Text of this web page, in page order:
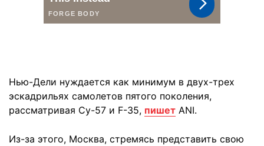
Нью-Дели нуждается как минимум в двух-трех
эскадрильях самолетов пятого поколения,
рассматривая Су-57 и F-35, пишет ANI.
Из-за этого, Москва, стремясь представить свою